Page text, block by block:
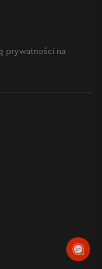
prywatności na